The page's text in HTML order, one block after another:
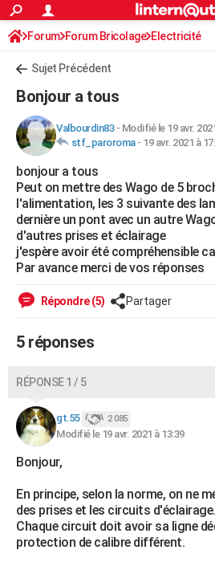
ACTUALITÉS
Politique
Société
Faits Divers
Education
Monde
Villes
+
FINANCE
Retraite
Impôts
Epargne
Immobilier
Risques naturels par ville
Banque
Assurance
Crédit
AUTO
Essais
Réserver un essai
Citadines
Berlines
SUV
Forum auto
+HIGH-TECH
Mobiles
Meilleur smartphone
Internet
Ordinateurs
Jeux vidéo
Guide high-tech
+BRICOLAGE
Forum
Aménagement intérieur
Extérieur
Cuisine
Salle de bains
Jardinage
Rangement
WEEK-END
Art de vivre
Bien-être
Loisirs
Mode
Modes de vie
Alimentation
Guide de la santé
Maladies
Médicaments
Sommeil
VOYAGE
Destinations
City break
Voyage nature
Voyage de noces
Forum
Climat
+PHOTO
GUIDES D'ACHAT
BONS PLANS
Carte de Noël
Carte Bonne année
Carte Saint-Valentin
Carte Pâques
Carte d'anniversaire
DICTIONNAIRE
Dictionnaire
Biographies
Citations
Expressions
Proverbes
PROGRAMME TV
S'inscrire
Connexion
Forum Forum Bricolage Electricité
Sujet Précédent
Bonjour a tous
Valbourdin83- Modifié le 19 avr.
stf_paroroma- 19 avr. 2021 à
bonjour a tous
Peut on mettre des Wago de 5
l'alimentation, les 3 suivante des
dernière un pont avec un autre
d'autres prises et éclairage
j'espère avoir été compréhensible
Par avance merci de vos réponses
Répondre (5) Partager
5 réponses
RÉPONSE 1 / 5
gt.55 2 085
Modifié le 19 avr. 2021 à 13:39
Bonjour,
En principe, selon la norme, on ne
des prises et les circuits
Chaque circuit doit avoir sa ligne
protection de calibre différent.